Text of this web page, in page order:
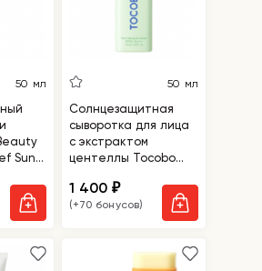
50 мл
Sun
50 мл
Солнцезащитная
сыворотка для лица
с экстрактом
центеллы Tocobo
Serum SPF50+ PA++++
1 400₽
(+70 бонусов)